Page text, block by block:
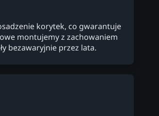
korytek, co gwarantuje
montujemy z zachowaniem
bezawaryjnie przez lata.